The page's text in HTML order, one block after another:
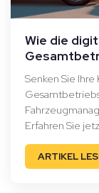
Wie die
Senken Sie
Erfahren Sie
ARTIKEL